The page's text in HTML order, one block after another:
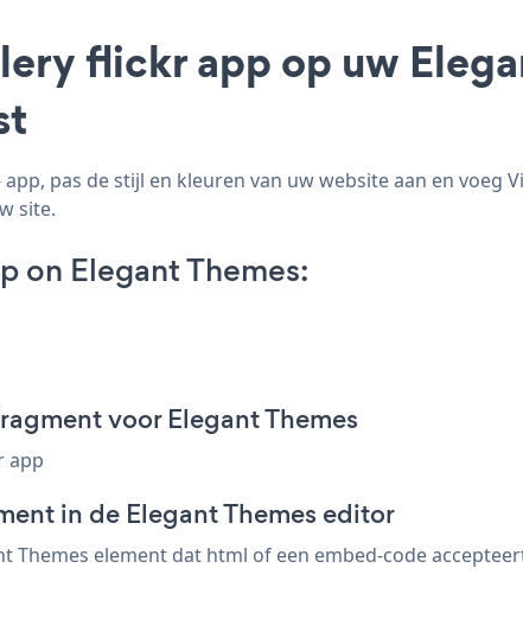
flickr app op uw
pas de stijl en kleuren van uw website aan en voeg
site.
on Elegant Themes:
voor Elegant Themes
app
in de Elegant Themes editor
Themes element dat html of een embed-code